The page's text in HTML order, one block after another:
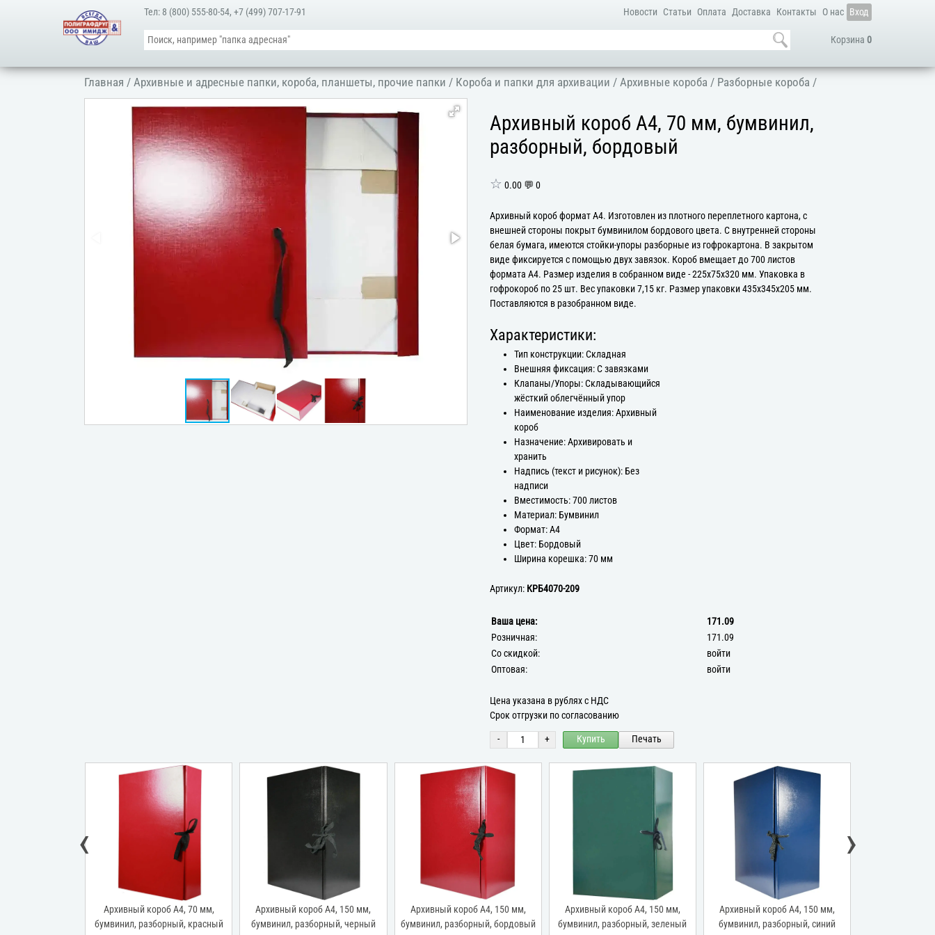
Новости Статьи Оплата Доставка Контакты О нас Вход
Корзина 0
Тел: 8 (800) 555-80-54,+7 (499) 707-17-91
Главная /Архивные и адресные папки, короба, планшеты, прочие папки / Короба и папки для архивации /Архивные короба / Разборные короба /
Архивный короб А4, 70 мм, бумвинил,
разборный, бордовый
☆ 0.00 💬 0
Архивный короб формат А4. Изготовлен из плотного переплетного картона, с
внешней стороны покрыт бумвинилом бордового цвета. С внутренней стороны
белая бумага, имеются стойки-упоры разборные из гофрокартона. В закрытом
виде фиксируется с помощью двух завязок. Короб вмещает до 700 листов
формата А4. Размер изделия в собранном виде - 225х75х320 мм. Упаковка в
гофрокороб по 25 шт. Вес упаковки 7,15 кг. Размер упаковки 435х345х205 мм.
Поставляются в разобранном виде.
Характеристики:
Тип конструкции: Складная
Внешняя фиксация: С завязками
Клапаны/Упоры: Складывающийся
жёсткий облегчённый упор
Наименование изделия: Архивный
короб
Назначение: Архивировать и
хранить
Надпись (текст и рисунок): Без
надписи
Вместимость: 700 листов
Материал: Бумвинил
Формат: А4
Цвет: Бордовый
Ширина корешка: 70 мм
Артикул: КРБ4070-209
Ваша цена:
171.09
Розничная:
171.09
Со скидкой:
войти
Оптовая:
войти
Цена указана в рублях с НДС
Срок отгрузки по согласованию
- + Купить Печать
Архивный короб А4, 70 мм,
бумвинил, разборный, красный
Архивный короб А4, 150 мм,
бумвинил, разборный, черный
Архивный короб А4, 150 мм,
бумвинил, разборный, бордовый
Архивный короб А4, 150 мм,
бумвинил, разборный, зеленый
Архивный короб А4, 150 мм,
бумвинил, разборный, синий
‹ ›